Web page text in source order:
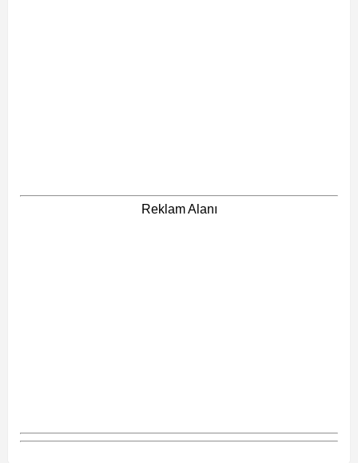
Reklam Alanı